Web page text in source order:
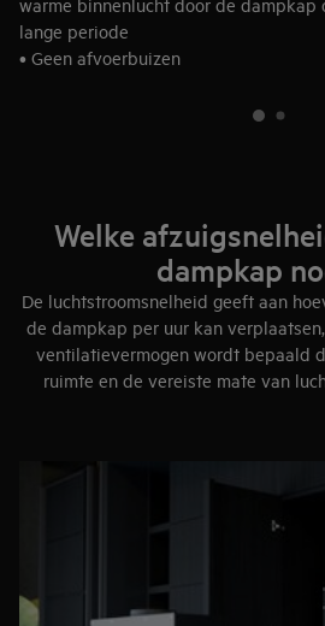
lange periode
• Geen afvoerbuizen
lucht in de omgeving terechtkomt
Welke
dampkap
De luchtstroomsnelheid geeft aan
de dampkap per uur kan
ventilatievermogen wordt bepaald
ruimte en de vereiste mate van